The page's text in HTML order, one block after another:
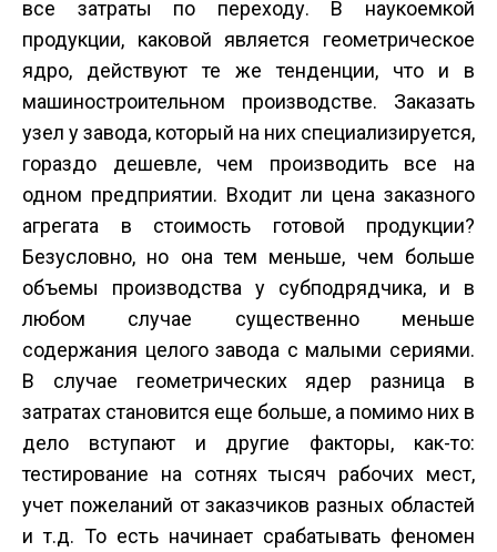
все затраты по переходу. В наукоемкой
продукции, каковой является геометрическое
ядро, действуют те же тенденции, что и в
машиностроительном производстве. Заказать
узел у завода, который на них специализируется,
гораздо дешевле, чем производить все на
одном предприятии. Входит ли цена заказного
агрегата в стоимость готовой продукции?
Безусловно, но она тем меньше, чем больше
объемы производства у субподрядчика, и в
любом случае существенно меньше
содержания целого завода с малыми сериями.
В случае геометрических ядер разница в
затратах становится еще больше, а помимо них в
дело вступают и другие факторы, как-то:
тестирование на сотнях тысяч рабочих мест,
учет пожеланий от заказчиков разных областей
и т.д. То есть начинает срабатывать феномен